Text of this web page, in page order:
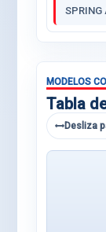
SPRING
MODELOS
Tabla
Desliza